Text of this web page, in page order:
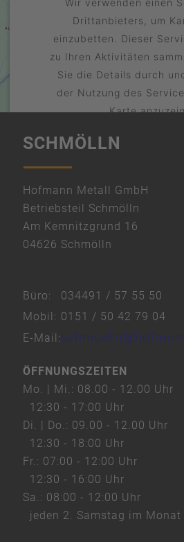
Drittanbieters, um
einzubetten. Dieser
zu Ihren Aktivitäten
Sie die Details durch
der Nutzung des
Karte
Mehr Informationen
Usercentrics Consent
Platform
SCHMÖLLN
Hofmann Metall GmbH
Betriebsteil Schmölln
Am Kemnitzgrund 16
04626 Schmölln
Büro:
034491 / 57 55 50
Mobil: 0151 / 50 42 79 04
E-Mail:
ÖFFNUNGSZEITEN
Mo. | Mi.: 08.00 - 12.00 Uhr
12:30 - 17:00 Uhr
Di. | Do.: 09.00 - 12.00 Uhr
12:30 - 18:00 Uhr
Fr.: 07:00 - 12:00 Uhr
12:30 - 16:00 Uhr
Sa.: 08:00 - 12:00 Uhr
jeden 2. Samstag im Monat